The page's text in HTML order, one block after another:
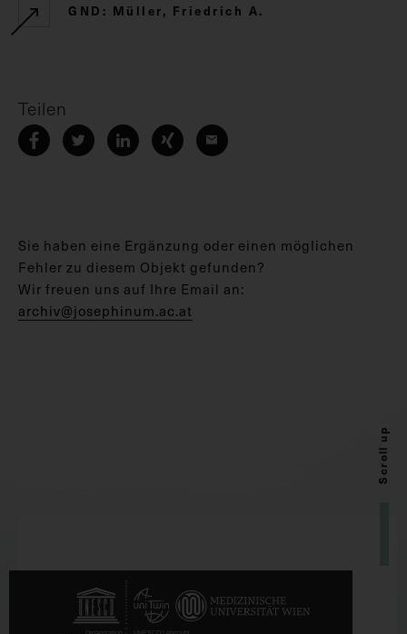
GND: Müller, Friedrich A.
Teilen
Sie haben eine Ergänzung oder einen möglichen
Fehler zu diesem Objekt gefunden?
Wir freuen uns auf Ihre Email an:
archiv@josephinum.ac.at
Scroll up